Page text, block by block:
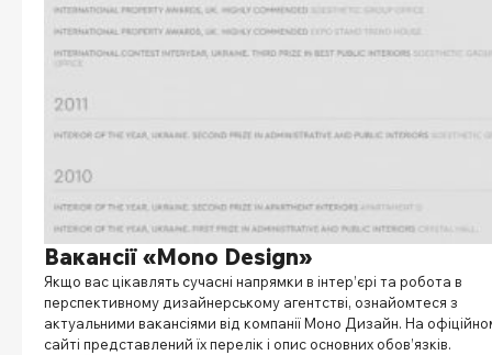
Вакансії «Mono Design»
Якщо вас цікавлять сучасні напрямки в інтер’єрі та робота в
перспективному дизайнерському агентстві, ознайомтеся з
актуальними вакансіями від компанії Моно Дизайн. На
сайті представлений їх перелік і опис основних обов’язків.